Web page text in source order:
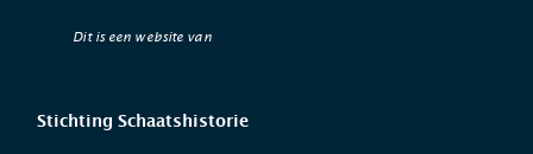
Dit is een website van
Stichting Schaatshistorie